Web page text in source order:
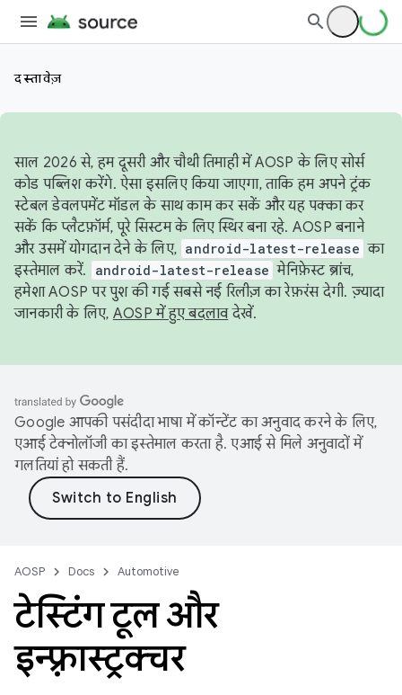
दस्तावेज़
साल 2026 से, हम दूसरी और चौथी तिमाही में AOSP के लिए सोर्स
कोड पब्लिश करेंगे. ऐसा इसलिए किया जाएगा, ताकि हम अपने ट्रंक
स्टेबल डेवलपमेंट मॉडल के साथ काम कर सकें और यह पक्का कर
सकें कि प्लैटफ़ॉर्म, पूरे सिस्टम के लिए स्थिर बना रहे. AOSP बनाने
और उसमें योगदान देने के लिए, android-latest-release का
इस्तेमाल करें.
android-latest-release मेनिफ़ेस्ट ब्रांच,
हमेशा AOSP पर पुश की गई सबसे नई रिलीज़ का रेफ़रंस देगी. ज़्यादा
जानकारी के लिए, AOSP में हुए बदलावदेखें.
Google आपकी पसंदीदा भाषा में कॉन्टेंट का अनुवाद करने के लिए,
एआई टेक्नोलॉजी का इस्तेमाल करता है. एआई से मिले अनुवादों में
गलतियां हो सकती हैं.
AOSP Docs Automotive
टेस्टिंग टूल और
इन्फ़्रास्ट्रक्चर